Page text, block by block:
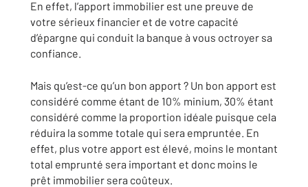
En effet, l’apport immobilier est une preuve de
votre sérieux financier et de votre capacité
d’épargne qui conduit la banque à vous octroyer sa
confiance.
Mais qu’est-ce qu’un bon apport ? Un bon apport est
considéré comme étant de 10% minium, 30% étant
considéré comme la proportion idéale puisque cela
réduira la somme totale qui sera empruntée. En
effet, plus votre apport est élevé, moins le montant
total emprunté sera important et donc moins le
prêt immobilier sera coûteux.